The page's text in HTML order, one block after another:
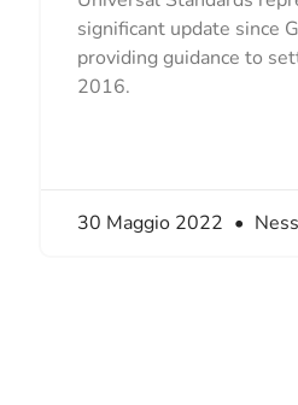
significant update since
providing guidance to
2016.
30 Maggio 2022